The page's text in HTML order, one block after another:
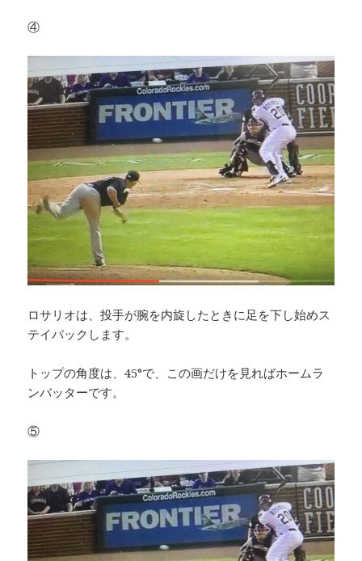
④
ロサリオは、投手が腕を内旋したときに足を下し始めス
テイバックします。
トップの角度は、45°で、この画だけを見ればホームラ
ンバッターです。
⑤